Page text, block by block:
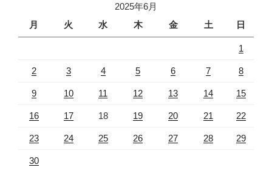
2025年6月
月
火 水 木 金 土 日
1
2 3 4 5 6 7 8
9 10 11 12 13 14 15
16 17 18 19 20 21 22
23 24 25 26 27 28 29
30